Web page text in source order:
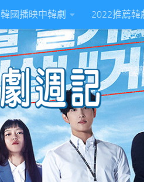
韓國播映中韓劇 2022推薦韓
2022